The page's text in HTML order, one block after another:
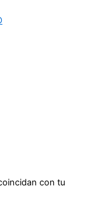
con tu